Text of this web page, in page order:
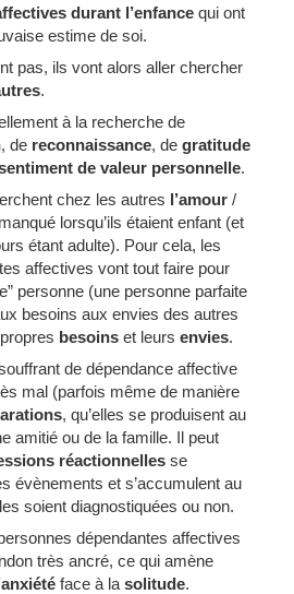
durant l’enfance qui ont
estime de soi.
pas, ils vont alors aller chercher
.
à la recherche de
, de reconnaissance, de gratitude
de valeur personnelle.
chez les autres l’amour /
lorsqu’ils étaient enfant (et
étant adulte). Pour cela, les
affectives vont tout faire pour
personne (une personne parfaite
besoins aux envies des autres
besoins et leurs envies.
de dépendance affective
mal (parfois même de manière
, qu’elles se produisent au
amitié ou de la famille. Il peut
réactionnelles se
évènements et s’accumulent au
soient diagnostiquées ou non.
dépendantes affectives
très ancré, ce qui amène
face à la solitude.